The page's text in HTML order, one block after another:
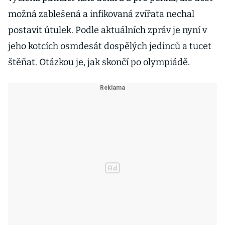
možná zablešená a infikovaná zvířata nechal
postavit útulek. Podle aktuálních zpráv je nyní v
jeho kotcích osmdesát dospělých jedinců a tucet
štěňat. Otázkou je, jak skončí po olympiádě.